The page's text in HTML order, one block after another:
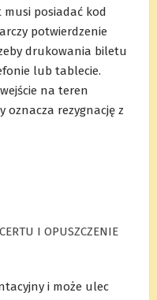
musi posiadać kod
potwierdzenie
drukowania biletu
lub tablecie.
na teren
oznacza rezygnację z
I OPUSZCZENIE
i może ulec